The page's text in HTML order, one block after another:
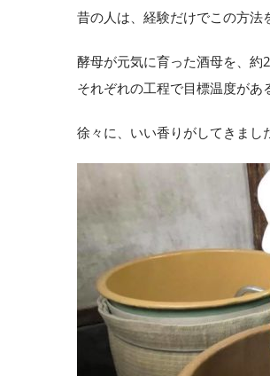
昔の人は、経験だけでこの方法
酵母が元気に育った酒母を、約
それぞれの工程で目標温度があ
徐々に、いい香りがしてきまし